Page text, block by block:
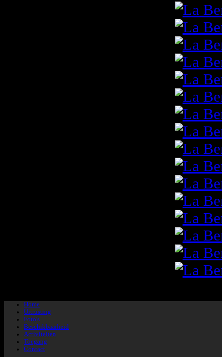
Home
Uitrusting
Foto's
Beschikbaarheid
Activiteiten
Toegang
Contact